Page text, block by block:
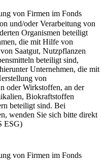
von Firmen im Fonds
und/oder Verarbeitung von
Organismen beteiligt
die mit Hilfe von
Saatgut, Nutzpflanzen
beteiligt sind,
Unternehmen, die mit
von
oder Wirkstoffen, an der
Biokraftstoffen
beteiligt sind. Bei
wenden Sie sich bitte direkt
ESG)
von Firmen im Fonds